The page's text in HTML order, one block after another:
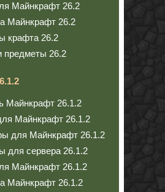
Майнкрафт 26.2
Майнкрафт 26.2
крафта 26.2
предметы 26.2
Майнкрафт 26.1.2
Майнкрафт 26.1.2
для Майнкрафт 26.1.2
для сервера 26.1.2
Майнкрафт 26.1.2
Майнкрафт 26.1.2